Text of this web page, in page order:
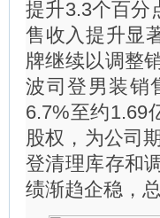
提升3.3个百分
售收入提升显
牌继续以调整
波司登男装销
6.7%至约1.69
股权，为公司
登清理库存和
绩渐趋企稳，